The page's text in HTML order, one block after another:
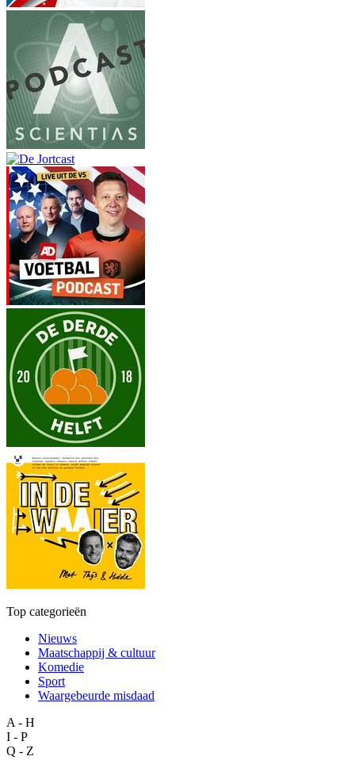
Top categorieën
Nieuws
Maatschappij & cultuur
Komedie
Sport
Waargebeurde misdaad
A - H
I - P
Q - Z